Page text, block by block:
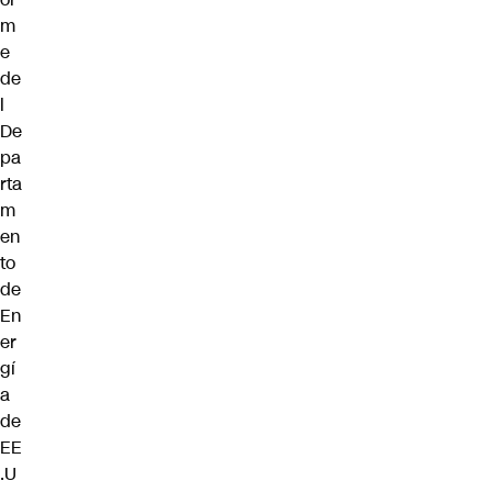
m
e
de
l
De
pa
rta
m
en
to
de
En
er
gí
a
de
EE
.U